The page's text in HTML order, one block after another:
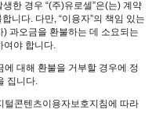
한 경우 “(주)유로셀”은(는) 계약
니다. 다만, “이용자”의 책임 있는
) 과오금을 환불하는 데 소요되는
여야 합니다.
대해 환불을 거부할 경우에 정
집니다.
털콘텐츠이용자보호지침에 따라